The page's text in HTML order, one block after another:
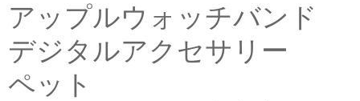
アップルウォッチバンド
デジタルアクセサリー
ペット